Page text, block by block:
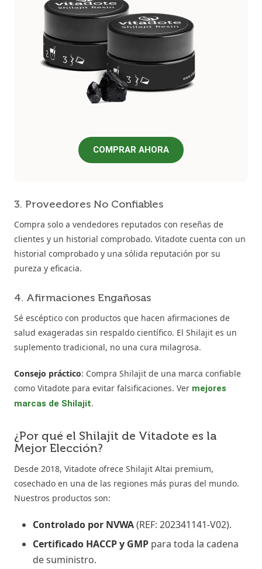
COMPRAR AHORA
3. Proveedores No Confiables
Compra solo a vendedores reputados con reseñas de
clientes y un historial comprobado. Vitadote cuenta con un
historial comprobado y una sólida reputación por su
pureza y eficacia.
4. Afirmaciones Engañosas
Sé escéptico con productos que hacen afirmaciones de
salud exageradas sin respaldo científico. El Shilajit es un
suplemento tradicional, no una cura milagrosa.
Consejo práctico: Compra Shilajit de una marca confiable
como Vitadote para evitar falsificaciones. Ver mejores
marcas de Shilajit.
¿Por qué el Shilajit de Vitadote es la
Mejor Elección?
Desde 2018, Vitadote ofrece Shilajit Altai premium,
cosechado en una de las regiones más puras del mundo.
Nuestros productos son:
Controlado por NVWA(REF: 202341141-V02).
Certificado HACCP y GMP para toda la cadena
de suministro.